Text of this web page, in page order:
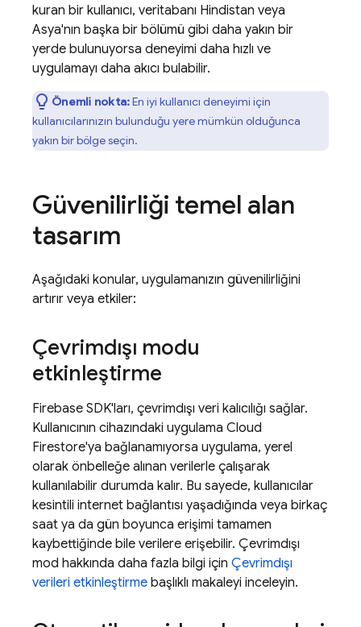
kuran bir kullanıcı, veritabanı Hindistan veya
Asya'nın başka bir bölümü gibi daha yakın bir
yerde bulunuyorsa deneyimi daha hızlı ve
uygulamayı daha akıcı bulabilir.
Önemli nokta:En iyi kullanıcı deneyimi için
kullanıcılarınızın bulunduğu yere mümkün olduğunca
yakın bir bölge seçin.
Güvenilirliği temel alan
tasarım
Aşağıdaki konular, uygulamanızın güvenilirliğini
artırır veya etkiler:
Çevrimdışı modu
etkinleştirme
Firebase SDK'ları, çevrimdışı veri kalıcılığı sağlar.
Kullanıcının cihazındaki uygulama Cloud
Firestore'ya bağlanamıyorsa uygulama, yerel
olarak önbelleğe alınan verilerle çalışarak
kullanılabilir durumda kalır. Bu sayede, kullanıcılar
kesintili internet bağlantısı yaşadığında veya birkaç
saat ya da gün boyunca erişimi tamamen
kaybettiğinde bile verilere erişebilir. Çevrimdışı
mod hakkında daha fazla bilgi için Çevrimdışı
verileri etkinleştirme başlıklı makaleyi inceleyin.